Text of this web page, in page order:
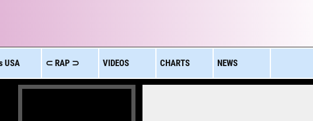
USA ⊂ RAP ⊃ VIDEOS CHARTS NEWS